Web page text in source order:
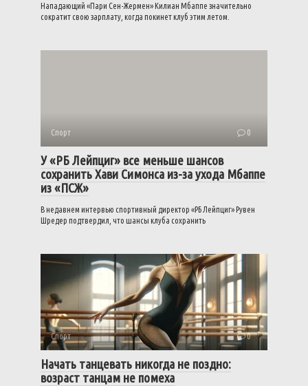
Нападающий «Пари Сен-Жермен» Килиан Мбаппе значительно
сократит свою зарплату, когда покинет клуб этим летом.
Спорт 0
У «РБ Лейпциг» все меньше шансов
сохранить Хави Симонса из-за ухода Мбаппе
из «ПСЖ»
В недавнем интервью спортивный директор «РБ Лейпциг» Рувен
Шредер подтвердил, что шансы клуба сохранить
Спорт 0
Начать танцевать никогда не поздно:
возраст танцам не помеха